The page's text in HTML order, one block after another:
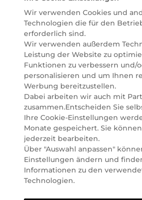
einfach alles für Ihre Beauty
Hause oder in Ihre Wunsch-
BERATUNG & EXPERTISE
Marionnaud wurde im Jahr 1984
und ist seit 2001 in Österreich
Parfümerien und unserem Online
Marktführer im selektiven
Österreich. Seit 2023 liefern wir
Deutschland. Durch
attraktive Angebote zu allen
Marionnaud alles, was Beauty
lässt. Wir glauben fest daran,
Arten geschaffen werden kann.
und pflegenden Gefühl Ihrer
bis zur positiven Verpflichtung zu
Rohstoffen. Darum suchen wir
Wegen, um Ihnen das tägliche
Wir verwenden Cookies und
Technologien die für den
erforderlich sind.
Wir verwenden außerdem
Leistung der Website zu
Funktionen zu verbessern und/
personalisieren und um Ihnen
Werbung bereitzustellen.
Dabei arbeiten wir auch mit
zusammen.Entscheiden Sie
Ihre Cookie-Einstellungen
Monate gespeichert. Sie
jederzeit bearbeiten.
Über "Auswahl anpassen"
Einstellungen ändern und
Informationen zu den
Technologien.